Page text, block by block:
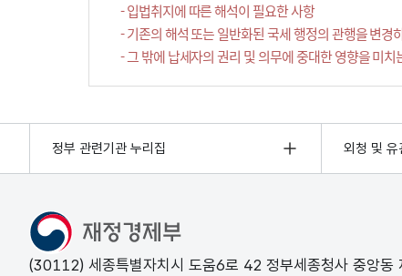
- 입법취지에 따른 해석이 필요한 사항
- 기존의 해석 또는 일반화된 국세 행정의 관행을 변경
- 그 밖에 납세자의 권리 및 의무에 중대한 영향을 미치
정부 관련기관 누리집 외청 및 유
(30112) 세종특별자치시 도움6로 42 정부세종청사 중앙동